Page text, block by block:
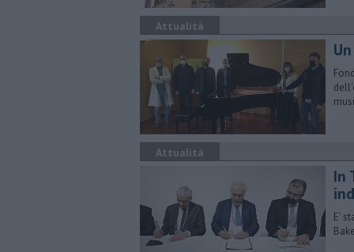
Attualità
Attualità
In
E'